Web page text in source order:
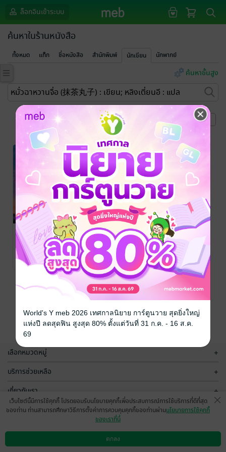
ล็อกอินเข้าระบบ
ค้นหาในร้านหนังสือ
ทั้งหมด แท็ก ชื่อหนังสือ สำนักพิมพ์ นักเขียน นักพากย์
ค้นหาขั้นสูง
หน้าที่ 1
Sniper ปฏิบัติ
การล่ารักพิทักษ์
หัวใจ (奔赴山
海，奔赴你)
หมั่วฉาหวานจื่อ (抹
茶丸子) : เขียน; หลิง
เตี่ยนอี : แปล/ ปริ้น
เซส (Princess) /
สถาพรบุ๊คส์
นิยายรัก
31 Rating
เลือกหมวดหมู่ +
บริการช่วยเหลือ +
เกี่ยวกับเรา +
กลุ่มธุรกิจในเครือ
ดาวน์โหลดแอป วิธีการใช้งาน ติดต่อเรา
เว็บไซต์นี้มีการใช้คุกกี้ โปรดยอมรับนโยบายคุกกี้เพื่อประสบการณ์การใช้บริการที่ดีที่สุด
ของท่าน ท่านสามารถศึกษาวิธีการตั้งค่าการควบคุมคุกกี้ของท่านผ่านนโยบายการใช้คุกกี้
ของเราที่นี่
ตกลง
World's Y meb 2026 เทศกาลนิยาย การ์ตูนวาย สุดยิ่งใหญ่
แห่งปี ลดสุดฟิน สูงสุด 80% ตั้งแต่วันที่ 31 ก.ค. - 16 ส.ค.
69